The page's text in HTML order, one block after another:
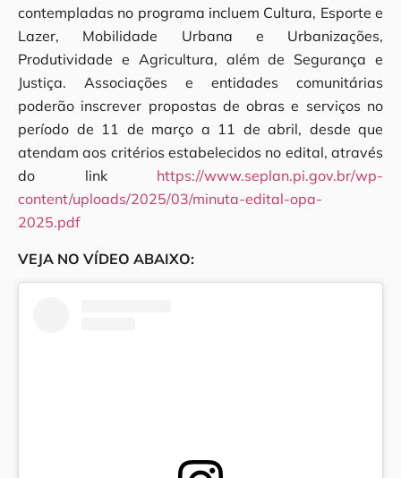
contempladas no programa incluem Cultura, Esporte e
Lazer, Mobilidade Urbana e Urbanizações,
Produtividade e Agricultura, além de Segurança e
Justiça. Associações e entidades comunitárias
poderão inscrever propostas de obras e serviços no
período de 11 de março a 11 de abril, desde que
atendam aos critérios estabelecidos no edital, através
do link https://www.seplan.pi.gov.br/wp-
content/uploads/2025/03/minuta-edital-opa-
2025.pdf
VEJA NO VÍDEO ABAIXO: